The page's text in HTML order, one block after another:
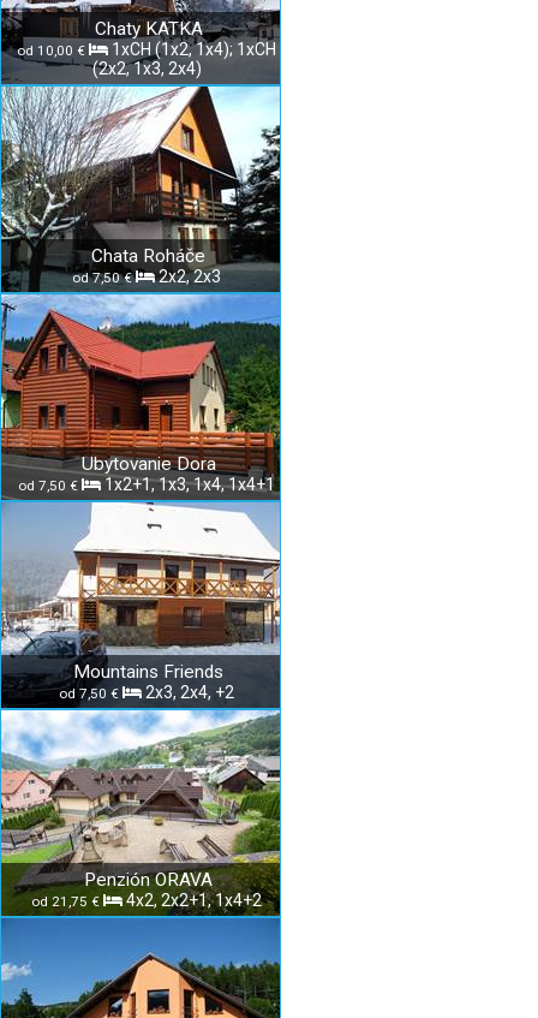
Chaty KATKA
od 10,00 €
1xCH (1x2, 1x4); 1xCH
(2x2, 1x3, 2x4)
Chata Roháče
od 7,50 € 2x2, 2x3
Ubytovanie Dora
od 7,50 € 1x2+1, 1x3, 1x4, 1x4+1
Mountains Friends
od 7,50 € 2x3, 2x4, +2
Penzión ORAVA
od 21,75 € 4x2, 2x2+1, 1x4+2